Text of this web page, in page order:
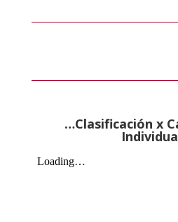
…Clasificación x